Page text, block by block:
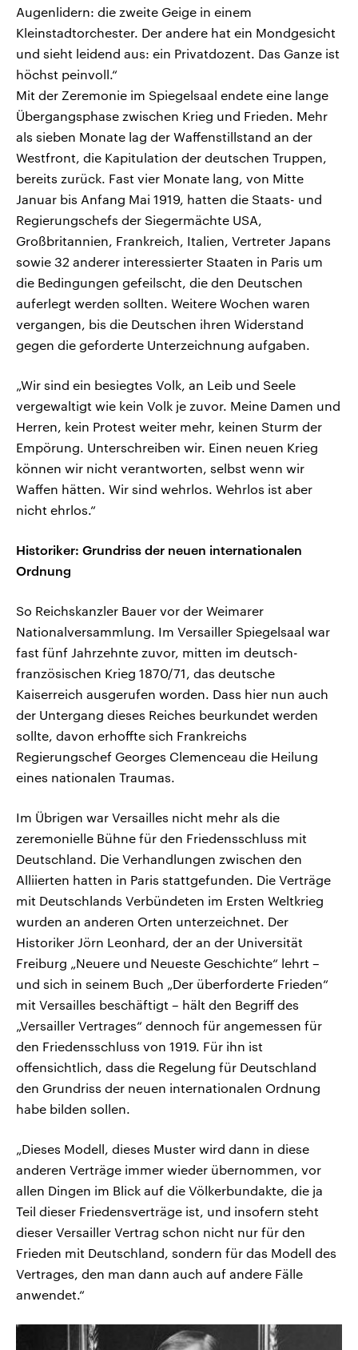
Augenlidern: die zweite Geige in einem
Kleinstadtorchester. Der andere hat ein Mondgesicht
und sieht leidend aus: ein Privatdozent. Das Ganze ist
höchst peinvoll.“
Mit der Zeremonie im Spiegelsaal endete eine lange
Übergangsphase zwischen Krieg und Frieden. Mehr
als sieben Monate lag der Waffenstillstand an der
Westfront, die Kapitulation der deutschen Truppen,
bereits zurück. Fast vier Monate lang, von Mitte
Januar bis Anfang Mai 1919, hatten die Staats- und
Regierungschefs der Siegermächte USA,
Großbritannien, Frankreich, Italien, Vertreter Japans
sowie 32 anderer interessierter Staaten in Paris um
die Bedingungen gefeilscht, die den Deutschen
auferlegt werden sollten. Weitere Wochen waren
vergangen, bis die Deutschen ihren Widerstand
gegen die geforderte Unterzeichnung aufgaben.
„Wir sind ein besiegtes Volk, an Leib und Seele
vergewaltigt wie kein Volk je zuvor. Meine Damen und
Herren, kein Protest weiter mehr, keinen Sturm der
Empörung. Unterschreiben wir. Einen neuen Krieg
können wir nicht verantworten, selbst wenn wir
Waffen hätten. Wir sind wehrlos. Wehrlos ist aber
nicht ehrlos.“
Historiker: Grundriss der neuen internationalen
Ordnung
So Reichskanzler Bauer vor der Weimarer
Nationalversammlung. Im Versailler Spiegelsaal war
fast fünf Jahrzehnte zuvor, mitten im deutsch-
französischen Krieg 1870/71, das deutsche
Kaiserreich ausgerufen worden. Dass hier nun auch
der Untergang dieses Reiches beurkundet werden
sollte, davon erhoffte sich Frankreichs
Regierungschef Georges Clemenceau die Heilung
eines nationalen Traumas.
Im Übrigen war Versailles nicht mehr als die
zeremonielle Bühne für den Friedensschluss mit
Deutschland. Die Verhandlungen zwischen den
Alliierten hatten in Paris stattgefunden. Die Verträge
mit Deutschlands Verbündeten im Ersten Weltkrieg
wurden an anderen Orten unterzeichnet. Der
Historiker Jörn Leonhard, der an der Universität
Freiburg „Neuere und Neueste Geschichte“ lehrt –
und sich in seinem Buch „Der überforderte Frieden“
mit Versailles beschäftigt – hält den Begriff des
„Versailler Vertrages“ dennoch für angemessen für
den Friedensschluss von 1919. Für ihn ist
offensichtlich, dass die Regelung für Deutschland
den Grundriss der neuen internationalen Ordnung
habe bilden sollen.
„Dieses Modell, dieses Muster wird dann in diese
anderen Verträge immer wieder übernommen, vor
allen Dingen im Blick auf die Völkerbundakte, die ja
Teil dieser Friedensverträge ist, und insofern steht
dieser Versailler Vertrag schon nicht nur für den
Frieden mit Deutschland, sondern für das Modell des
Vertrages, den man dann auch auf andere Fälle
anwendet.“